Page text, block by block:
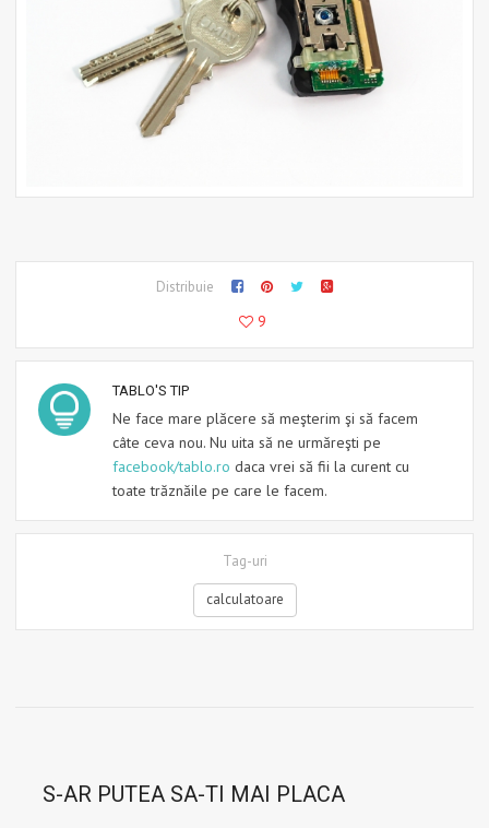
Distribuie
9
TABLO'S TIP
Ne face mare plăcere să meşterim şi să facem
câte ceva nou. Nu uita să ne urmăreşti pe
facebook/tablo.ro daca vrei să fii la curent cu
toate trăznăile pe care le facem.
Tag-uri
calculatoare
S-AR PUTEA SA-TI MAI PLACA